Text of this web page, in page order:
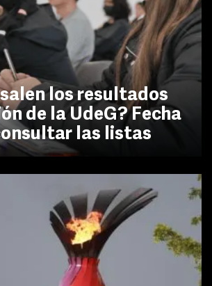
los resultados
de la UdeG? Fecha
las listas